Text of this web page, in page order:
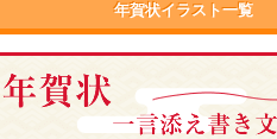
年賀状イラスト一覧